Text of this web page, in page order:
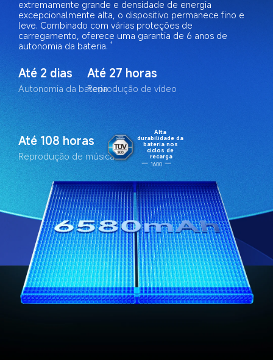
extremamente grande e densidade de energia
excepcionalmente alta, o dispositivo permanece fino e
leve. Combinado com várias proteções de
carregamento, oferece uma garantia de 6 anos de
autonomia da bateria.
4
Até 2 dias
Autonomia da bateria
Até 27 horas
Reprodução de vídeo
Até 108 horas
Reprodução de música
Alta
durabilidade da
bateria nos
ciclos de
recarga
1600